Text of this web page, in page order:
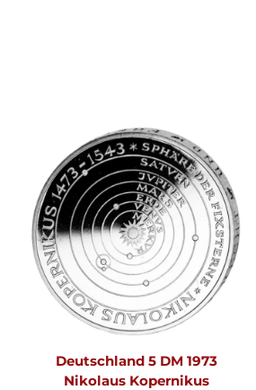
Deutschland 5 DM 1973
Nikolaus Kopernikus